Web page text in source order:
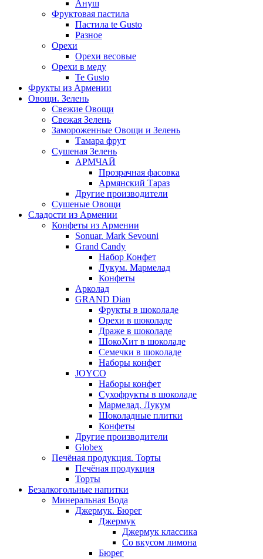
Ануш
Фруктовая пастила
Пастила te Gusto
Разное
Орехи
Орехи весовые
Орехи в меду
Te Gusto
Фрукты из Армении
Овощи. Зелень
Свежие Овощи
Свежая Зелень
Замороженные Овощи и Зелень
Тамара фрут
Сушеная Зелень
АРМЧАЙ
Прозрачная фасовка
Армянский Тараз
Другие производители
Сушеные Овощи
Сладости из Армении
Конфеты из Армении
Sonuar. Mark Sevouni
Grand Candy
Набор Конфет
Лукум. Мармелад
Конфеты
Арколад
GRAND Dian
Фрукты в шоколаде
Орехи в шоколаде
Драже в шоколаде
ШокоХит в шоколаде
Семечки в шоколаде
Наборы конфет
JOYCO
Наборы конфет
Сухофрукты в шоколаде
Мармелад. Лукум
Шоколадные плитки
Конфеты
Другие производители
Globex
Печёная продукция. Торты
Печёная продукция
Торты
Безалкогольные напитки
Минеральная Вода
Джермук. Бюрег
Джермук
Джермук классика
Со вкусом лимона
Бюрег